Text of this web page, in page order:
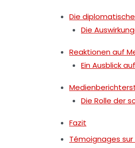
Die
Die
Reaktionen auf
Ein Ausblick
Die Rolle der
Fazit
Témoignages